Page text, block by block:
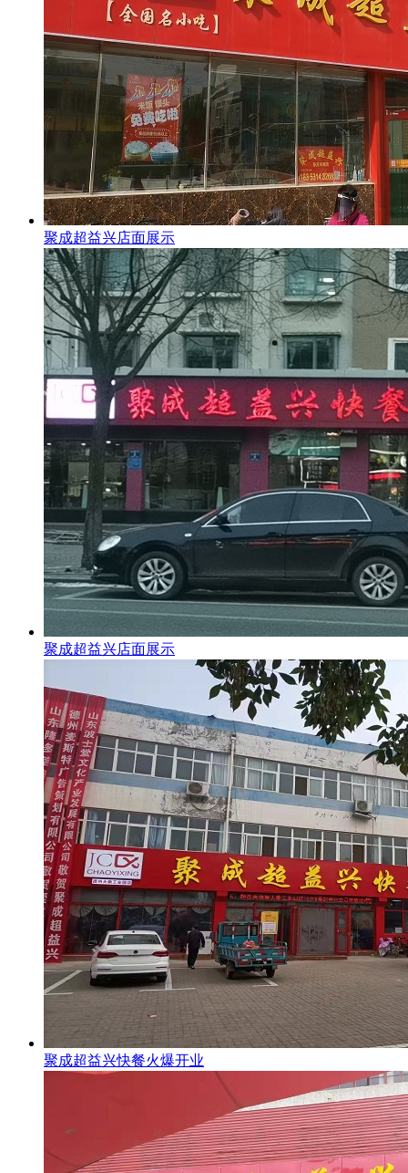
聚成超益兴店面展示
聚成超益兴店面展示
聚成超益兴快餐火爆开业